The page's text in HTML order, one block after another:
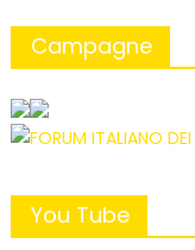
Campagne
You Tube